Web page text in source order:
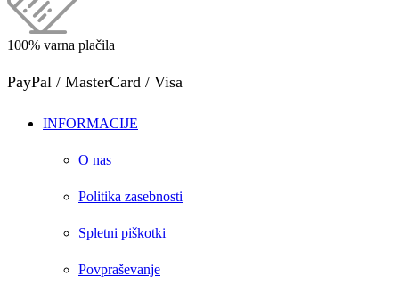
100% varna plačila
PayPal / MasterCard / Visa
INFORMACIJE
O nas
Politika zasebnosti
Spletni piškotki
Povpraševanje